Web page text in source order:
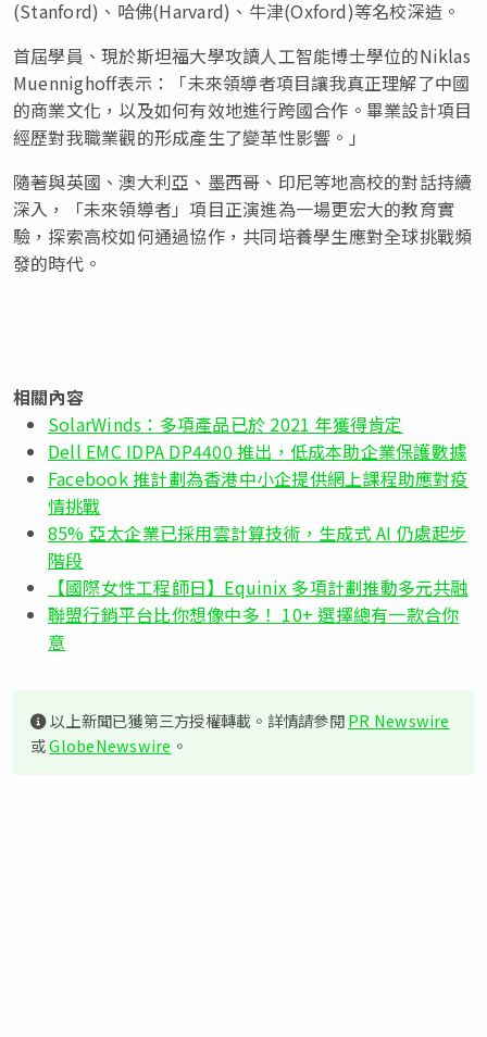
(Stanford)、哈佛(Harvard)、牛津(Oxford)等名校深造。
首屆學員、現於斯坦福大學攻讀人工智能博士學位的Niklas
Muennighoff表示：「未來領導者項目讓我真正理解了中國
的商業文化，以及如何有效地進行跨國合作。畢業設計項目
經歷對我職業觀的形成產生了變革性影響。」
隨著與英國、澳大利亞、墨西哥、印尼等地高校的對話持續
深入，「未來領導者」項目正演進為一場更宏大的教育實
驗，探索高校如何通過協作，共同培養學生應對全球挑戰頻
發的時代。
相關內容
SolarWinds：多項產品已於 2021 年獲得肯定
Dell EMC IDPA DP4400 推出，低成本助企業保護數據
Facebook 推計劃為香港中小企提供網上課程助應對疫
情挑戰
85% 亞太企業已採用雲計算技術，生成式 AI 仍處起步
階段
【國際女性工程師日】Equinix 多項計劃推動多元共融
聯盟行銷平台比你想像中多！ 10+ 選擇總有一款合你
意
以上新聞已獲第三方授權轉載。詳情請參閱PR Newswire
或GlobeNewswire 。